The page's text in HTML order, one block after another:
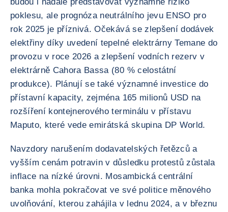
poklesu, ale prognóza neutrálního jevu ENSO pro
rok 2025 je příznivá. Očekává se zlepšení dodávek
elektřiny díky uvedení tepelné elektrárny Temane do
provozu v roce 2026 a zlepšení vodních rezerv v
elektrárně Cahora Bassa (80 % celostátní
produkce). Plánují se také významné investice do
přístavní kapacity, zejména 165 milionů USD na
rozšíření kontejnerového terminálu v přístavu
Maputo, které vede emirátská skupina DP World.
Navzdory narušením dodavatelských řetězců a
vyšším cenám potravin v důsledku protestů zůstala
inflace na nízké úrovni. Mosambická centrální
banka mohla pokračovat ve své politice měnového
uvolňování, kterou zahájila v lednu 2024, a v březnu